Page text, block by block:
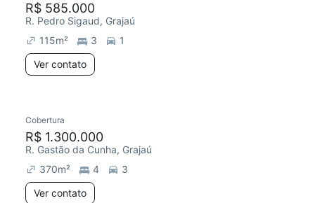
R$ 585.000
R. Pedro Sigaud, Grajaú
115m² 3
1
Ver contato
Cobertura
R$ 1.300.000
R. Gastão da Cunha, Grajaú
370m² 4
3
Ver contato